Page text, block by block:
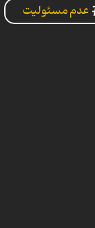
عدم مسئولیت